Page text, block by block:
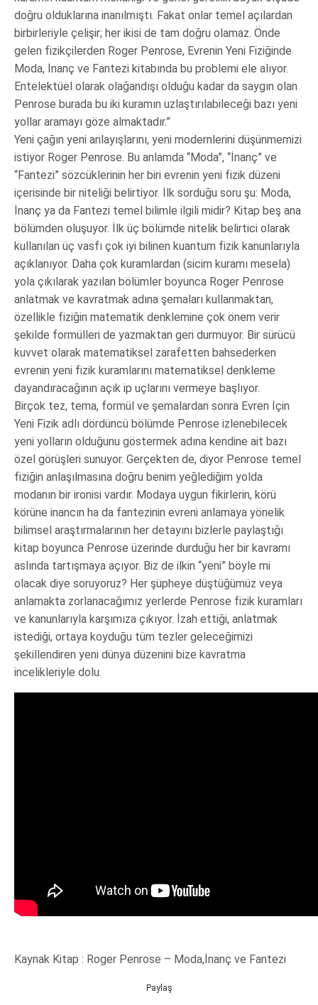
doğru olduklarına inanılmıştı. Fakat onlar temel açılardan
birbirleriyle çelişir; her ikisi de tam doğru olamaz. Önde
gelen fizikçilerden Roger Penrose, Evrenin Yeni Fiziğinde
Moda, İnanç ve Fantezi kitabında bu problemi ele alıyor.
Entelektüel olarak olağandışı olduğu kadar da saygın olan
Penrose burada bu iki kuramın uzlaştırılabileceği bazı yeni
yollar aramayı göze almaktadır.”
Yeni çağın yeni anlayışlarını, yeni modernlerini düşünmemizi
istiyor Roger Penrose. Bu anlamda “Moda”, “İnanç” ve
“Fantezi” sözcüklerinin her biri evrenin yeni fizik düzeni
içerisinde bir niteliği belirtiyor. İlk sorduğu soru şu: Moda,
İnanç ya da Fantezi temel bilimle ilgili midir? Kitap beş ana
bölümden oluşuyor. İlk üç bölümde nitelik belirtici olarak
kullanılan üç vasfı çok iyi bilinen kuantum fizik kanunlarıyla
açıklanıyor. Daha çok kuramlardan (sicim kuramı mesela)
yola çıkılarak yazılan bölümler boyunca Roger Penrose
anlatmak ve kavratmak adına şemaları kullanmaktan,
özellikle fiziğin matematik denklemine çok önem verir
şekilde formülleri de yazmaktan geri durmuyor. Bir sürücü
kuvvet olarak matematiksel zarafetten bahsederken
evrenin yeni fizik kuramlarını matematiksel denkleme
dayandıracağının açık ip uçlarını vermeye başlıyor.
Birçok tez, tema, formül ve şemalardan sonra Evren İçin
Yeni Fizik adlı dördüncü bölümde Penrose izlenebilecek
yeni yolların olduğunu göstermek adına kendine ait bazı
özel görüşleri sunuyor. Gerçekten de, diyor Penrose temel
fiziğin anlaşılmasına doğru benim yeğlediğim yolda
modanın bir ironisi vardır. Modaya uygun fikirlerin, körü
körüne inancın ha da fantezinin evreni anlamaya yönelik
bilimsel araştırmalarının her detayını bizlerle paylaştığı
kitap boyunca Penrose üzerinde durduğu her bir kavramı
aslında tartışmaya açıyor. Biz de ilkin “yeni” böyle mi
olacak diye soruyoruz? Her şüpheye düştüğümüz veya
anlamakta zorlanacağımız yerlerde Penrose fizik kuramları
ve kanunlarıyla karşımıza çıkıyor. İzah ettiği, anlatmak
istediği, ortaya koyduğu tüm tezler geleceğimizi
şekillendiren yeni dünya düzenini bize kavratma
incelikleriyle dolu.
Kaynak Kitap : Roger Penrose – Moda,İnanç ve Fantezi
Paylaş